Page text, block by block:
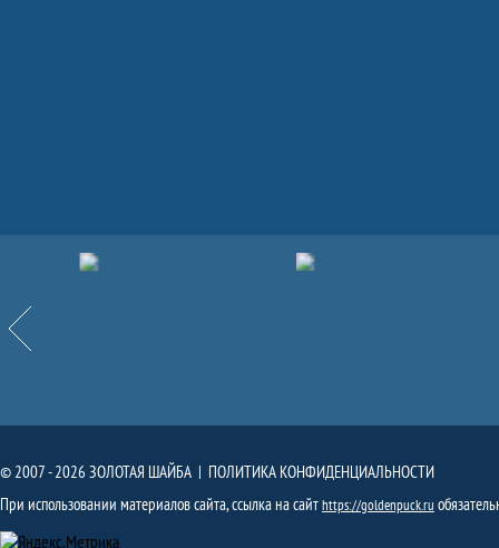
Назад
Партнёры
© 2007 - 2026 ЗОЛОТАЯ ШАЙБА | ПОЛИТИКА КОНФИДЕНЦИАЛЬНОСТИ
При использовании материалов сайта, ссылка на сайтhttps://goldenpuck.ru